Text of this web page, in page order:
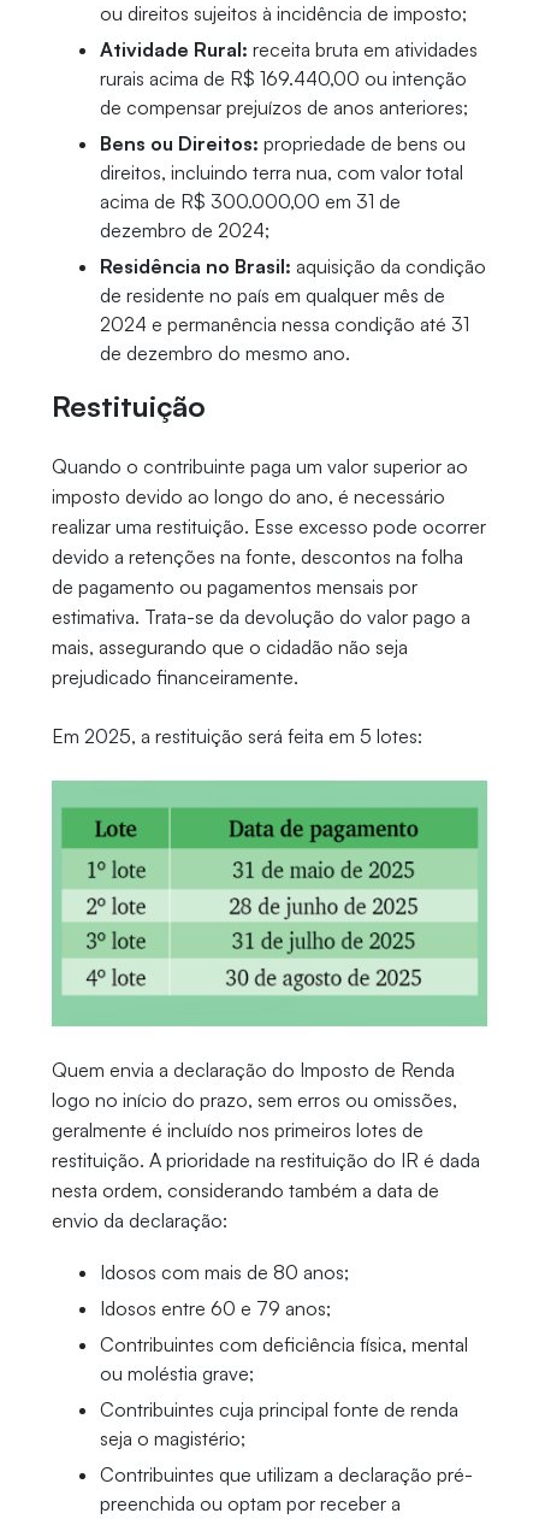
ou direitos sujeitos à incidência de imposto;
Atividade Rural: receita bruta em atividades
rurais acima de R$ 169.440,00 ou intenção
de compensar prejuízos de anos anteriores;
Bens ou Direitos: propriedade de bens ou
direitos, incluindo terra nua, com valor total
acima de R$ 300.000,00 em 31 de
dezembro de 2024;
Residência no Brasil: aquisição da condição
de residente no país em qualquer mês de
2024 e permanência nessa condição até 31
de dezembro do mesmo ano.
Restituição
Quando o contribuinte paga um valor superior ao
imposto devido ao longo do ano, é necessário
realizar uma restituição. Esse excesso pode ocorrer
devido a retenções na fonte, descontos na folha
de pagamento ou pagamentos mensais por
estimativa. Trata-se da devolução do valor pago a
mais, assegurando que o cidadão não seja
prejudicado financeiramente.
Em 2025, a restituição será feita em 5 lotes:
Quem envia a declaração do Imposto de Renda
logo no início do prazo, sem erros ou omissões,
geralmente é incluído nos primeiros lotes de
restituição. A prioridade na restituição do IR é dada
nesta ordem, considerando também a data de
envio da declaração:
Idosos com mais de 80 anos;
Idosos entre 60 e 79 anos;
Contribuintes com deficiência física, mental
ou moléstia grave;
Contribuintes cuja principal fonte de renda
seja o magistério;
Contribuintes que utilizam a declaração pré-
preenchida ou optam por receber a